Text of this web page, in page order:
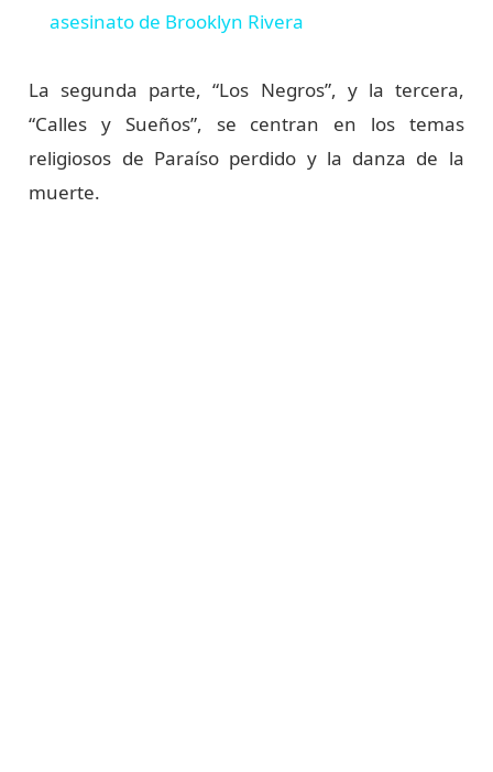
a
y
V
asesinato de Brooklyn Rivera
La segunda parte, “Los Negros”, y la tercera,
“Calles y Sueños”, se centran en los temas
religiosos de Paraíso perdido y la danza de la
muerte.